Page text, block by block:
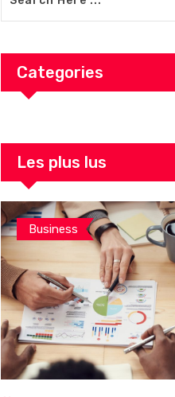
Categories
Les plus lus
Business